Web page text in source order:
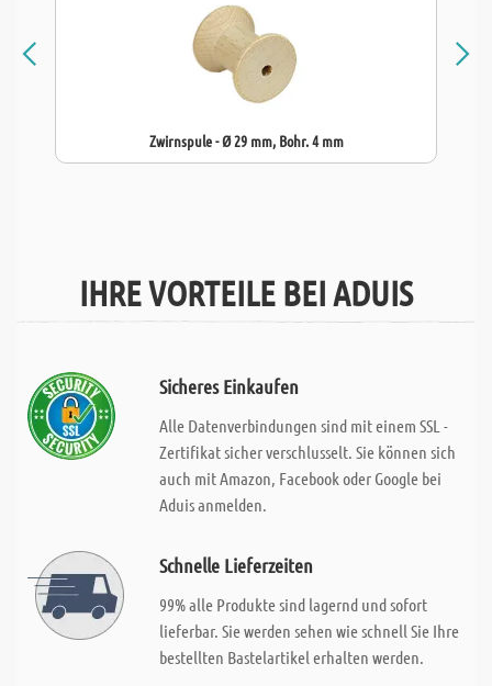
Zwirnspule - Ø 29 mm, Bohr. 4 mm
IHRE VORTEILE BEI ADUIS
Sicheres Einkaufen
Alle Datenverbindungen sind mit einem SSL -
Zertifikat sicher verschlusselt. Sie können sich
auch mit Amazon, Facebook oder Google bei
Aduis anmelden.
Schnelle Lieferzeiten
99% alle Produkte sind lagernd und sofort
lieferbar. Sie werden sehen wie schnell Sie Ihre
bestellten Bastelartikel erhalten werden.